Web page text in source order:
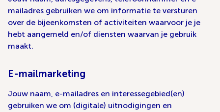
mailadres gebruiken we om informatie te versturen
over de bijeenkomsten of activiteiten waarvoor je je
hebt aangemeld en/of diensten waarvan je gebruik
maakt.
E-mailmarketing
Jouw naam, e-mailadres en interessegebied(en)
gebruiken we om (digitale) uitnodigingen en